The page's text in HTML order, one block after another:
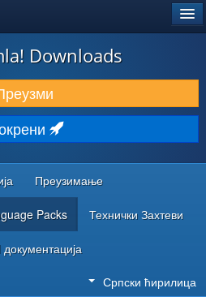
(ЕКСТЕНЗИЈЕ)
Downloads
Преузимање
Packs Технички Захтеви
документација
Српски ћирилица